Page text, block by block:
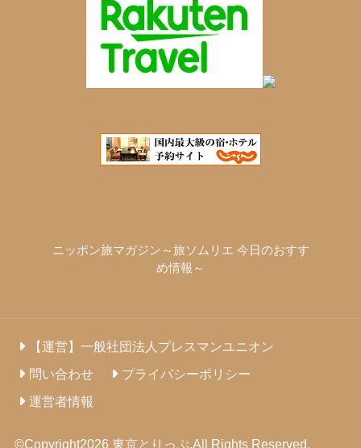
ニッポン旅マガジン～旅ソムリエ 今日のおすす
め情報～
【運営】一般社団法人プレスマンユニオン
問い合わせ
プライバシーポリシー
運営者情報
©Copyright2026 東京とりっぷ.All Rights Reserved.